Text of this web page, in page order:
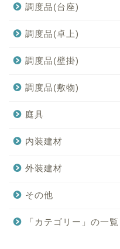
調度品(台座)
調度品(卓上)
調度品(壁掛)
調度品(敷物)
庭具
内装建材
外装建材
その他
「カテゴリー」の一